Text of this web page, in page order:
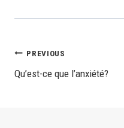
Post
Navigation
PREVIOUS
Qu’est-ce que l’anxiété?